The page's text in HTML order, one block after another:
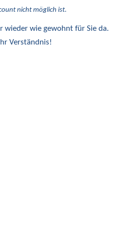
nicht möglich ist.
wieder wie gewohnt für Sie da.
Verständnis!